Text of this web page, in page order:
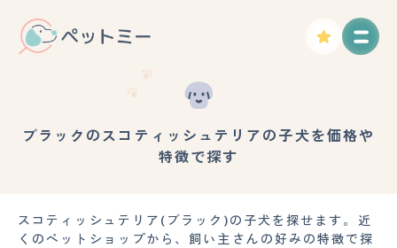
ブラックのスコティッシュテリアの子犬を価格や
特徴で探す
スコティッシュテリア(ブラック)の子犬を探せます。近
くのペットショップから、飼い主さんの好みの特徴で探